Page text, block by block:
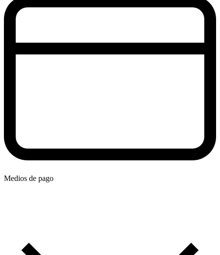
Medios de pago